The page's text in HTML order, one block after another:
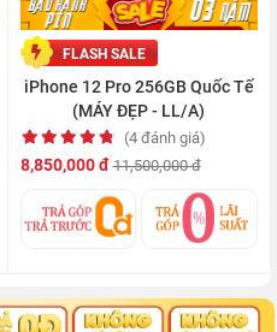
FLASH SALE
iPhone 12 Pro 256GB Quốc Tế
(MÁY ĐẸP - LL/A)
(4 đánh giá)
8,850,000 đ 11,500,000 đ